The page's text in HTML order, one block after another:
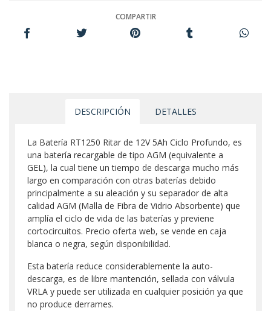
COMPARTIR
DESCRIPCIÓN DETALLES
La Batería RT1250 Ritar de 12V 5Ah Ciclo Profundo, es
una batería recargable de tipo AGM (equivalente a
GEL), la cual tiene un tiempo de descarga mucho más
largo en comparación con otras baterías debido
principalmente a su aleación y su separador de alta
calidad AGM (Malla de Fibra de Vidrio Absorbente) que
amplía el ciclo de vida de las baterías y previene
cortocircuitos. Precio oferta web, se vende en caja
blanca o negra, según disponibilidad.
Esta batería reduce considerablemente la auto-
descarga, es de libre mantención, sellada con válvula
VRLA y puede ser utilizada en cualquier posición ya que
no produce derrames.